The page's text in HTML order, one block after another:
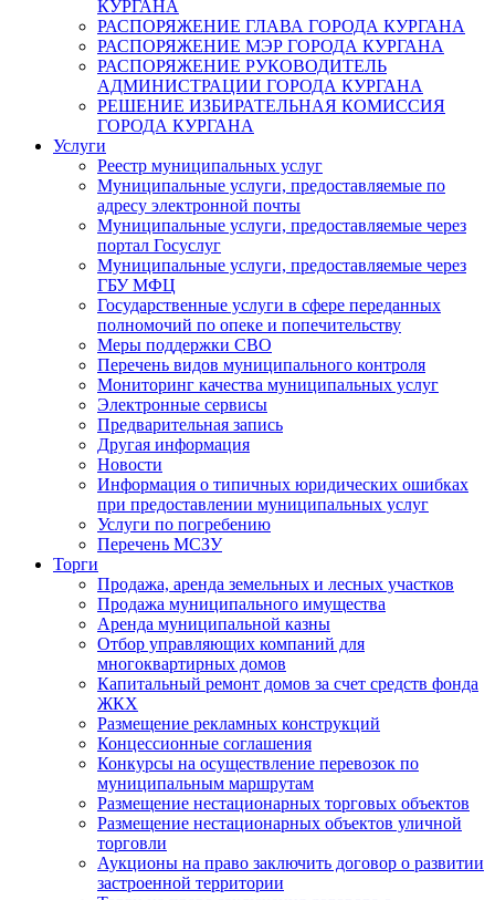
КУРГАНА
РАСПОРЯЖЕНИЕ ГЛАВА ГОРОДА КУРГАНА
РАСПОРЯЖЕНИЕ МЭР ГОРОДА КУРГАНА
РАСПОРЯЖЕНИЕ РУКОВОДИТЕЛЬ
АДМИНИСТРАЦИИ ГОРОДА КУРГАНА
РЕШЕНИЕ ИЗБИРАТЕЛЬНАЯ КОМИССИЯ
ГОРОДА КУРГАНА
Услуги
Реестр муниципальных услуг
Муниципальные услуги, предоставляемые по
адресу электронной почты
Муниципальные услуги, предоставляемые через
портал Госуслуг
Муниципальные услуги, предоставляемые через
ГБУ МФЦ
Государственные услуги в сфере переданных
полномочий по опеке и попечительству
Меры поддержки СВО
Перечень видов муниципального контроля
Мониторинг качества муниципальных услуг
Электронные сервисы
Предварительная запись
Другая информация
Новости
Информация о типичных юридических ошибках
при предоставлении муниципальных услуг
Услуги по погребению
Перечень МСЗУ
Торги
Продажа, аренда земельных и лесных участков
Продажа муниципального имущества
Аренда муниципальной казны
Отбор управляющих компаний для
многоквартирных домов
Капитальный ремонт домов за счет средств фонда
ЖКХ
Размещение рекламных конструкций
Концессионные соглашения
Конкурсы на осуществление перевозок по
муниципальным маршрутам
Размещение нестационарных торговых объектов
Размещение нестационарных объектов уличной
торговли
Аукционы на право заключить договор о развитии
застроенной территории